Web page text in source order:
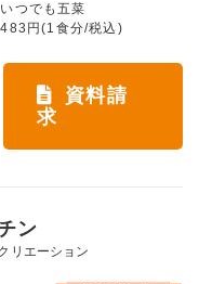
いつでも五菜
483円(1食分/税込)
資料請
求
ン
リエーション